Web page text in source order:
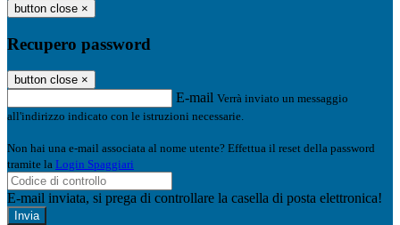
button close ×
Recupero password
button close ×
E-mail Verrà inviato un messaggio
all'indirizzo indicato con le istruzioni necessarie.
Non hai una e-mail associata al nome utente? Effettua il reset della password
tramite la Login Spaggiari
E-mail inviata, si prega di controllare la casella di posta elettronica!